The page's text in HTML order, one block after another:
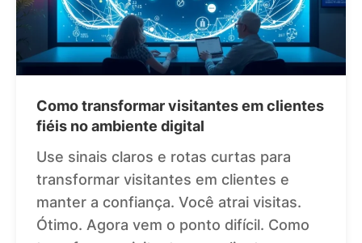
Como transformar visitantes em clientes
fiéis no ambiente digital
Use sinais claros e rotas curtas para
transformar visitantes em clientes e
manter a confiança. Você atrai visitas.
Ótimo. Agora vem o ponto difícil. Como